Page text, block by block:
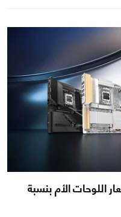
اللوحات الأم بنسبة